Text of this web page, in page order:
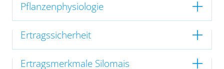
Pflanzenphysiologie
Ertragssicherheit
Ertragsmerkmale Silomais